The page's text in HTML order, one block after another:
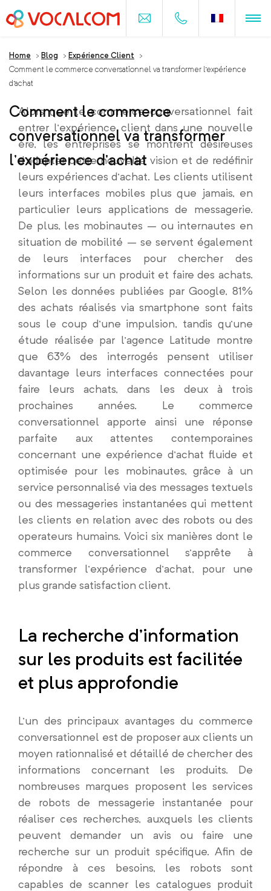
Home > Blog > Expérience Client
>
Comment le commerce conversationnel va transformer l’expérience
d’achat
Comment le commerce
conversationnel va transformer
l’expérience d’achat
Alors que le commerce conversationnel fait
entrer l’expérience client dans une nouvelle
ère, les entreprises se montrent désireuses
d’adopter cette nouvelle vision et de redéfinir
leurs expériences d’achat. Les clients utilisent
leurs interfaces mobiles plus que jamais, en
particulier leurs applications de messagerie.
De plus, les mobinautes – ou internautes en
situation de mobilité – se servent également
de leurs interfaces pour chercher des
informations sur un produit et faire des achats.
Selon les données publiées par Google, 81%
des achats réalisés via smartphone sont faits
sous le coup d’une impulsion, tandis qu’une
étude réalisée par l’agence Latitude montre
que 63% des interrogés pensent utiliser
davantage leurs interfaces connectées pour
faire leurs achats, dans les deux à trois
prochaines années. Le commerce
conversationnel apporte ainsi une réponse
parfaite aux attentes contemporaines
concernant une expérience d’achat fluide et
optimisée pour les mobinautes, grâce à un
service personnalisé via des messages textuels
ou des messageries instantanées qui mettent
les clients en relation avec des robots ou des
operateurs humains. Voici six manières dont le
commerce conversationnel s’apprête à
transformer l’expérience d’achat, pour une
plus grande satisfaction client.
La recherche d’information
sur les produits est facilitée
et plus approfondie
L’un des principaux avantages du commerce
conversationnel est de proposer aux clients un
moyen rationnalisé et détaillé de chercher des
informations concernant les produits. De
nombreuses marques proposent les services
de robots de messagerie instantanée pour
réaliser ces recherches, auxquels les clients
peuvent demander un avis ou faire une
recherche sur un produit spécifique. Afin de
répondre à ces besoins, les robots sont
capables de scanner les catalogues produit